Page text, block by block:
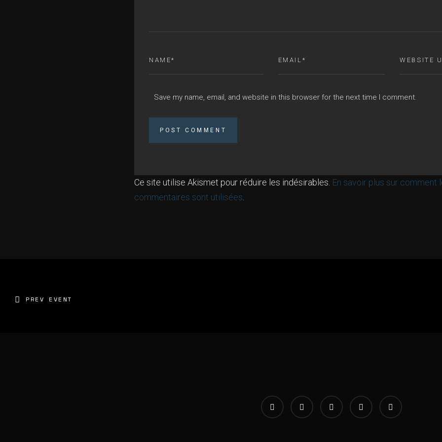
Save my name, email, and website in this browser for the next time I comment.
Ce site utilise Akismet pour réduire les indésirables. En savoir plus sur comment
commentaires sont utilisées
PREV EVENT